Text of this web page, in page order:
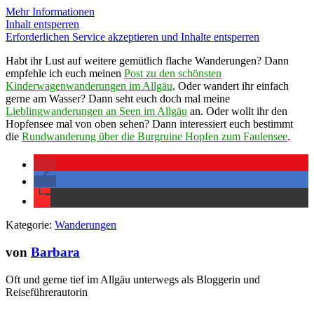
Mehr Informationen
Inhalt entsperren
Erforderlichen Service akzeptieren und Inhalte entsperren
Habt ihr Lust auf weitere gemütlich flache Wanderungen? Dann
empfehle ich euch meinen Post zu den schönsten
Kinderwagenwanderungen im Allgäu. Oder wandert ihr einfach
gerne am Wasser? Dann seht euch doch mal meine
Lieblingwanderungen an Seen im Allgäu an. Oder wollt ihr den
Hopfensee mal von oben sehen? Dann interessiert euch bestimmt
die Rundwanderung über die Burgruine Hopfen zum Faulensee.
Kategorie: Wanderungen
von Barbara
Oft und gerne tief im Allgäu unterwegs als Bloggerin und
Reiseführerautorin